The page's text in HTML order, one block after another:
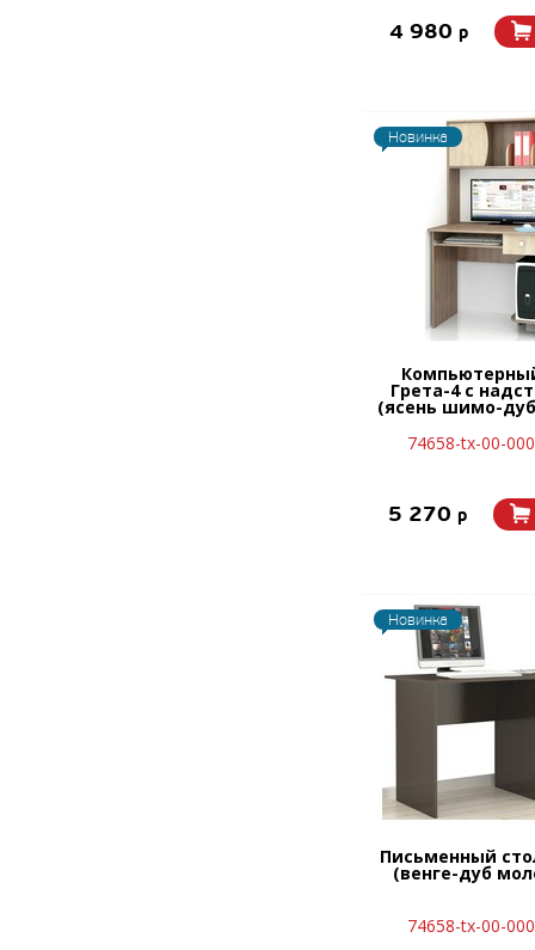
4 980 p
Новинка
Грета-4 с
(ясень шимо-
74658-tx-00-
5 270 p
Новинка
Письменный
(венге-дуб
74658-tx-00-